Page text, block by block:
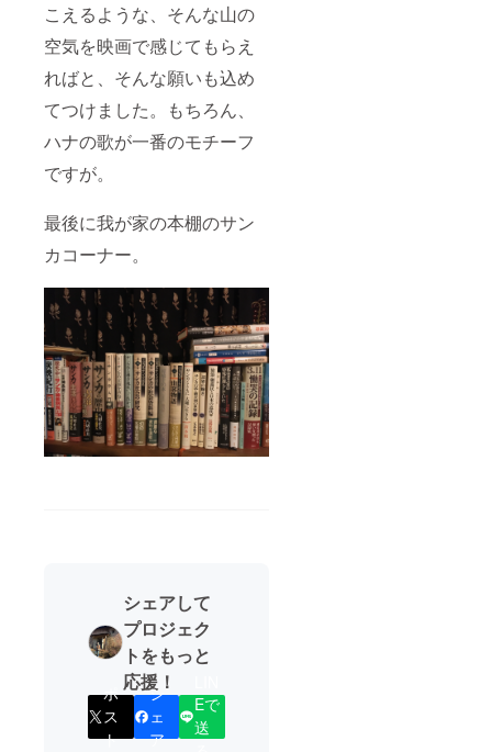
こえるような、そんな山の
空気を映画で感じてもらえ
ればと、そんな願いも込め
てつけました。もちろん、
ハナの歌が一番のモチーフ
ですが。
最後に我が家の本棚のサン
カコーナー。
シェアして
プロジェク
トをもっと
応援！
ポ
ス
ト
シ
ェ
ア
Eで
送